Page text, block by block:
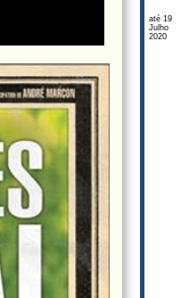
até 19
Julho
2020